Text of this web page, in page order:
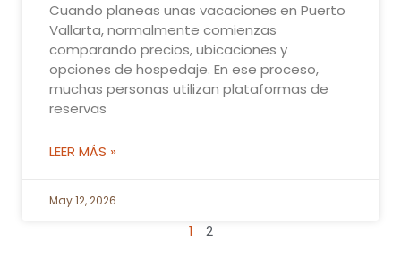
Cuando planeas unas vacaciones en Puerto
Vallarta, normalmente comienzas
comparando precios, ubicaciones y
opciones de hospedaje. En ese proceso,
muchas personas utilizan plataformas de
reservas
LEER MÁS »
May 12, 2026
1 2